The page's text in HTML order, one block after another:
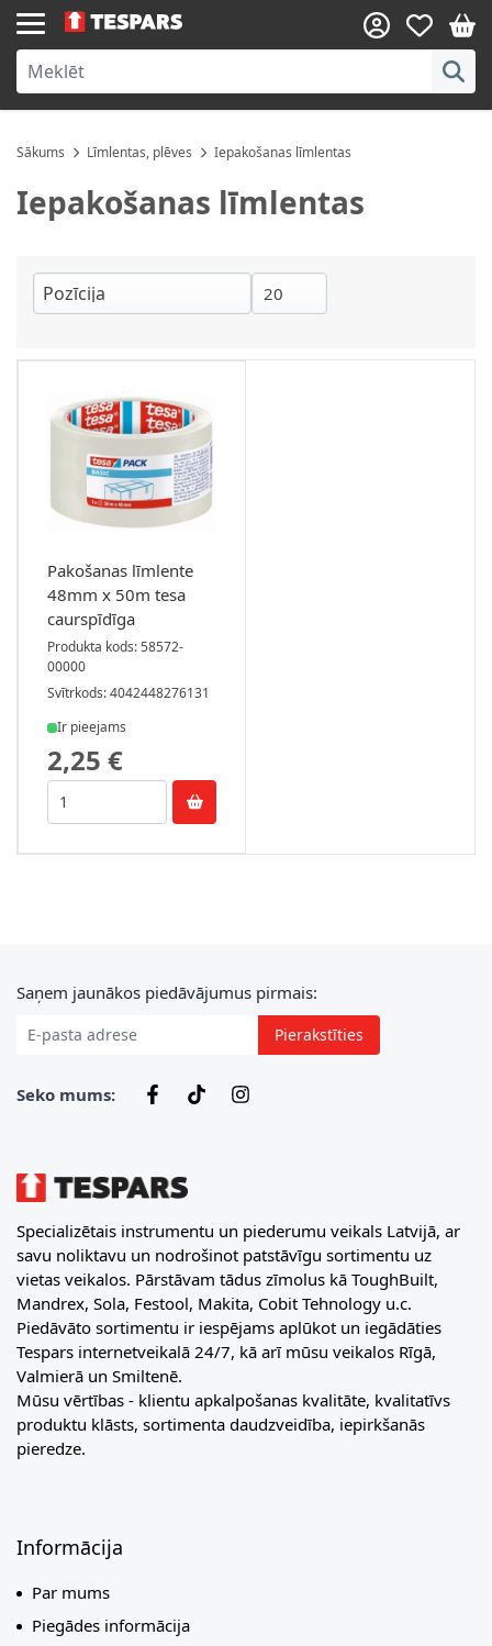
Skip to Content
Sākums Līmlentas, plēves Iepakošanas līmlentas
Iepakošanas līmlentas
Pakošanas līmlente
48mm x 50m tesa
caurspīdīga
Produkta kods: 58572-
00000
Svītrkods: 4042448276131
Ir pieejams
2,25 €
E-pasta adrese
Saņem jaunākos piedāvājumus pirmais:
Pierakstīties
Seko mums:
Specializētais instrumentu un piederumu veikals Latvijā, ar
savu noliktavu un nodrošinot patstāvīgu sortimentu uz
vietas veikalos. Pārstāvam tādus zīmolus kā ToughBuilt,
Mandrex, Sola, Festool, Makita, Cobit Tehnology u.c.
Piedāvāto sortimentu ir iespējams aplūkot un iegādāties
Tespars internetveikalā 24/7, kā arī mūsu veikalos Rīgā,
Valmierā un Smiltenē.
Mūsu vērtības - klientu apkalpošanas kvalitāte, kvalitatīvs
produktu klāsts, sortimenta daudzveidība, iepirkšanās
pieredze.
Informācija
Par mums
Piegādes informācija